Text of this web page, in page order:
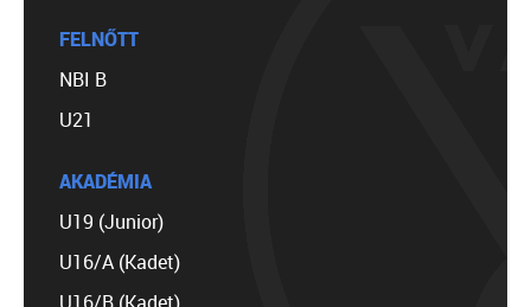
FELNŐTT
NBI B
U21
AKADÉMIA
U19 (Junior)
U16/A (Kadet)